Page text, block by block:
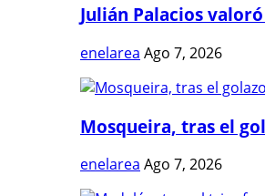
Julián Palacios
enelarea Ago 7, 2026
Mosqueira, tras el
enelarea Ago 7, 2026